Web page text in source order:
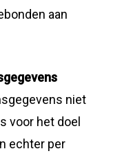
aan
niet
voor het doel
echter per